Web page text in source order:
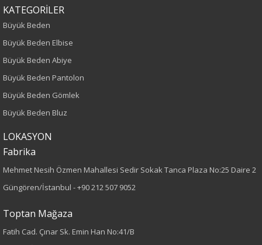
Bel
Boy
Paça Tipi
Lastikli Paça
Kumaş Tipi
Dokuma
Desen
KATEGORİLER
Büyük Beden
Büyük Beden Elbise
Büyük Beden Abiye
Büyük Beden Pantolon
Büyük Beden Gömlek
Büyük Beden Bluz
LOKASYON
Fabrika
Mehmet Nesih Özmen Mahallesi Sedir Sokak Tanca Plaza No:25 Daire 2
Güngören/İstanbul -+90 212 507 9052
Toptan Mağaza
Fatih Cad. Çınar Sk. Emin Han No:41/B